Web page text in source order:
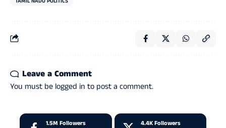
Leave a Comment
You must be logged in to post a comment.
1.5M Followers 4.4K Followers